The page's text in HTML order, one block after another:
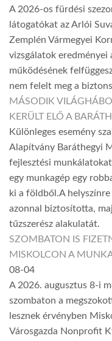
A 2026-os fürdési
látogatókat az Arlói
Zemplén Vármegyei
vizsgálatok
működésének
nem felelt meg a
MÁSODIK
KERÜLT ELŐ A
Különleges esemény
Alapítvány Baráthegyi
fejlesztési
egy munkagép egy
ki a földből.A
azonnal biztosította,
tűzszerész alakulatát.
SZOMBATON IS
MISKOLCON A
08-04
A 2026. augusztus 8-i
szombaton a
lesznek érvényben
Városgazda Nonprofit